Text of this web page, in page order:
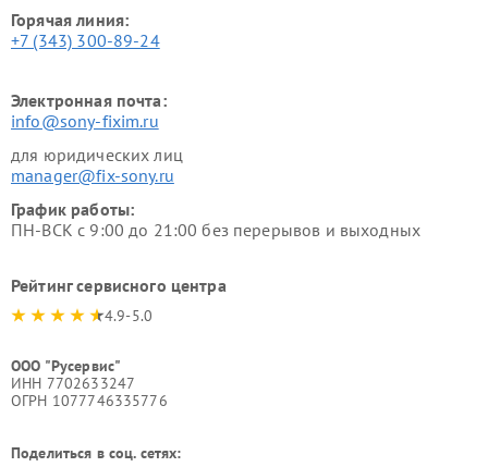
Горячая линия:
+7 (343) 300-89-24
Электронная почта:
info@sony-fixim.ru
для юридических лиц
manager@fix-sony.ru
График работы:
ПН-ВСК с 9:00 до 21:00 без перерывов и выходных
Рейтинг сервисного центра
4.9-5.0
ООО "Русервис"
ИНН 7702633247
ОГРН 1077746335776
Поделиться в соц. сетях: